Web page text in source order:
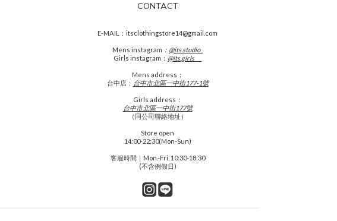
CONTACT
E-MAIL：itsclothingstore14@gmail.com
Mens instagram ： @its.studio_
Girls instagram： @its.girls___
Mens address：
台中店： 台中市北區一中街177-1號
Girls address：
台中市北區一中街177號
（同公司聯絡地址）
Store open
14:00-22:30(Mon-Sun)
客服時間｜Mon.-Fri. 10:30-18:30
(不含例假日)